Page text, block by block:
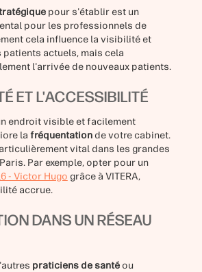
pour s'établir est un
pour les professionnels de
cela influence la visibilité et
actuels, mais cela
l'arrivée de nouveaux patients.
ET L'ACCESSIBILITÉ
endroit visible et facilement
la fréquentationde votre cabinet.
vital dans les grandes
Par exemple, opter pour un
- Victor Hugo grâce à VITERA,
accrue.
DANS UN RÉSEAU
praticiens de santéou